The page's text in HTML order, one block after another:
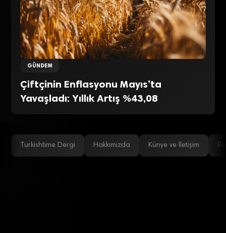
GÜNDEM
Çiftçinin Enflasyonu Mayıs’ta
Yavaşladı: Yıllık Artış %43,08
Turkishtime Dergi Hakkımızda Künye ve İletişim